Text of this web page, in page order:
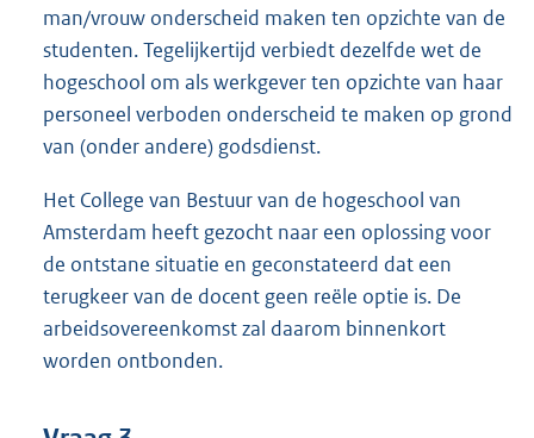
man/vrouw onderscheid maken ten opzichte van de
studenten. Tegelijkertijd verbiedt dezelfde wet de
hogeschool om als werkgever ten opzichte van haar
personeel verboden onderscheid te maken op grond
van (onder andere) godsdienst.
Het College van Bestuur van de hogeschool van
Amsterdam heeft gezocht naar een oplossing voor
de ontstane situatie en geconstateerd dat een
terugkeer van de docent geen reële optie is. De
arbeidsovereenkomst zal daarom binnenkort
worden ontbonden.